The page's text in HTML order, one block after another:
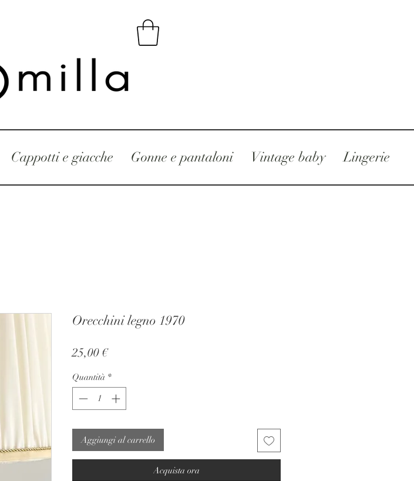
Cappotti e giacche Gonne e pantaloni Vintage baby Lingerie
Orecchini legno 1970
25,00 €Prezzo
Quantità *
Aggiungi al carrello
Acquista ora